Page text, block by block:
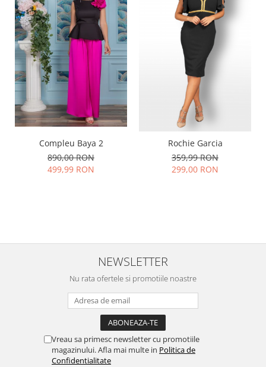
Compleu Baya 2
890,00 RON
499,99 RON
Rochie Garcia
359,99 RON
299,00 RON
NEWSLETTER
Nu rata ofertele si promotiile noastre
Vreau sa primesc newsletter cu promotiile
magazinului. Afla mai multe in Politica de
Confidentialitate